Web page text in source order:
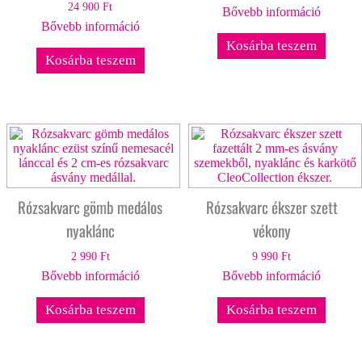
24 900Ft
Bővebb információ
Kosárba teszem
Bővebb információ
Kosárba teszem
Rózsakvarc gömb medálos
nyaklánc
2 990 Ft
Bővebb információ
Kosárba teszem
Rózsakvarc ékszer szett
vékony
9 990Ft
Bővebb információ
Kosárba teszem